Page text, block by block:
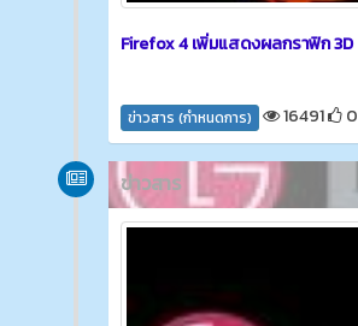
Firefox 4 เพิ่มแสดงผลกราฟิก 3D
ข่าวสาร (กำหนดการ) 16491 0
ข่าวสาร